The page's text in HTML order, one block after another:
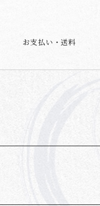
お支払い・送料